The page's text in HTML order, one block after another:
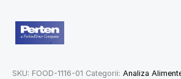
SKU: FOOD-1116-01 Categorii: Analiza